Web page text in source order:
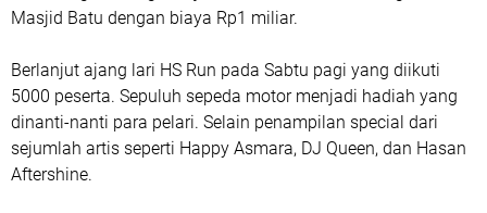
Masjid Batu dengan biaya Rp1 miliar.
Berlanjut ajang lari HS Run pada Sabtu pagi yang diikuti
5000 peserta. Sepuluh sepeda motor menjadi hadiah yang
dinanti-nanti para pelari. Selain penampilan special dari
sejumlah artis seperti Happy Asmara, DJ Queen, dan Hasan
Aftershine.